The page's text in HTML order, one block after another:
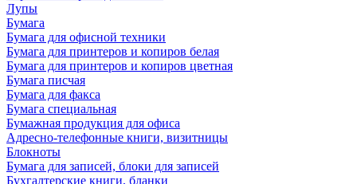
Лупы
Бумага
Бумага для офисной техники
Бумага для принтеров и копиров белая
Бумага для принтеров и копиров цветная
Бумага писчая
Бумага для факса
Бумага специальная
Бумажная продукция для офиса
Адресно-телефонные книги, визитницы
Блокноты
Бумага для записей, блоки для записей
Бухгалтерские книги, бланки